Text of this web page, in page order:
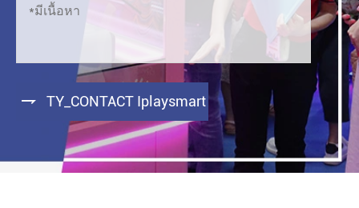
 TY_CONTACT Iplaysmart